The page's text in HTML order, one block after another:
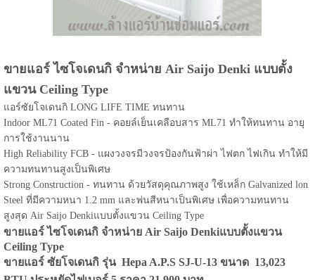
ขายแอร์ ไซโจเดนกิ จำหน่าย Air Saijo Denki แบบตั้ง
แขวน Ceiling Type
แอร์ซัยโจเดนกิ LONG LIFE TIME ทนทาน
Indoor ML71 Coated Fin - คอยล์เย็นเคลือบสาร ML71 ทำให้ทนทาน อายุ
การใช้งานนาน
High Reliability FCB - แผงวงจรมีวงจรป้องกันฟ้าผ่า ไฟตก ไฟเกิน ทำให้มี
ความทนทานสูงเป็นพิเศษ
Strong Construction - ทนทาน ด้วยวัสดุคุณภาพสูง ใช้เหล็ก Galvanized lon
Steel ที่มีความหนา 1.2 mm และพ่นสีหนาเป็นพิเศษ เพื่อความทนทาน
สูงสุด Air Saijo Denkiแบบตั้งแขวน Ceiling Type
ขายแอร์ ไซโจเดนกิ จำหน่าย Air Saijo Denkiแบบตั้งแขวน
Ceiling Type
ขายแอร์ ซัยโจเดนกิ รุ่น Hepa A.P.S SJ-U-13 ขนาด 13,023